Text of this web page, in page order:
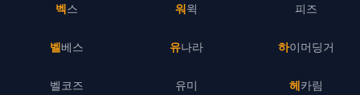
벡스
벨베스
벨코즈
워윅
유나라
유미
피즈
하이머딩거
헤카림